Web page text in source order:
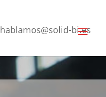
hablamos@solid-bi.es